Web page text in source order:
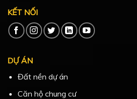
KẾT NỐI
DỰ ÁN
Đất nền dự án
Căn hộ chung cư